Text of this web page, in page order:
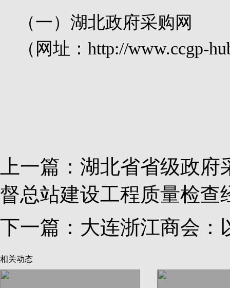
（一）湖北政府采购网
（网址： http://www.ccgp-
上一篇： 湖北省省级政府
督总站建设工程质量检查
下一篇： 大连浙江商会：
相关动态